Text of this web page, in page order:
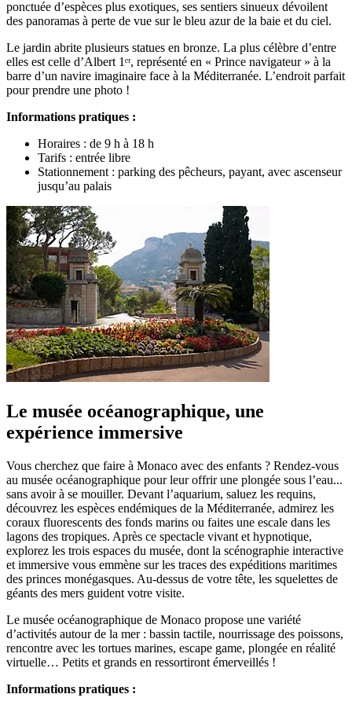
ponctuée d’espèces plus exotiques, ses sentiers sinueux dévoilent
des panoramas à perte de vue sur le bleu azur de la baie et du ciel.
Le jardin abrite plusieurs statues en bronze. La plus célèbre d’entre
elles est celle d’Albert 1ᵉʳ, représenté en « Prince navigateur » à la
barre d’un navire imaginaire face à la Méditerranée. L’endroit parfait
pour prendre une photo !
Informations pratiques :
Horaires : de 9 h à 18 h
Tarifs : entrée libre
Stationnement : parking des pêcheurs, payant, avec ascenseur
jusqu’au palais
Le musée océanographique, une
expérience immersive
Vous cherchez que faire à Monaco avec des enfants ? Rendez-vous
au musée océanographique pour leur offrir une plongée sous l’eau...
sans avoir à se mouiller. Devant l’aquarium, saluez les requins,
découvrez les espèces endémiques de la Méditerranée, admirez les
coraux fluorescents des fonds marins ou faites une escale dans les
lagons des tropiques. Après ce spectacle vivant et hypnotique,
explorez les trois espaces du musée, dont la scénographie interactive
et immersive vous emmène sur les traces des expéditions maritimes
des princes monégasques. Au-dessus de votre tête, les squelettes de
géants des mers guident votre visite.
Le musée océanographique de Monaco propose une variété
d’activités autour de la mer : bassin tactile, nourrissage des poissons,
rencontre avec les tortues marines, escape game, plongée en réalité
virtuelle… Petits et grands en ressortiront émerveillés !
Informations pratiques :